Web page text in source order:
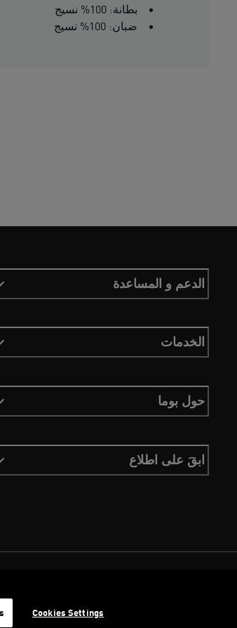
بطانة: 100% نسيج
ضبان: 100% نسيج
الدعم و المساعدة
الخدمات
حول بوما
ابقَ على اطلاع
Cookies Settings